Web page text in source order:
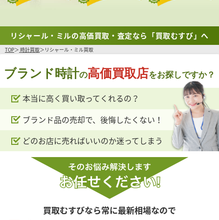
リシャール・ミルの高価買取・査定なら「買取むすび」へ
TOP 時計買取 リシャール・ミル買取
ブランド時計の高価買取店をお探しですか？
本当に高く買い取ってくれるの？
ブランド品の売却で、後悔したくない！
どのお店に売ればいいのか迷ってしまう
買取むすびなら常に最新相場なので